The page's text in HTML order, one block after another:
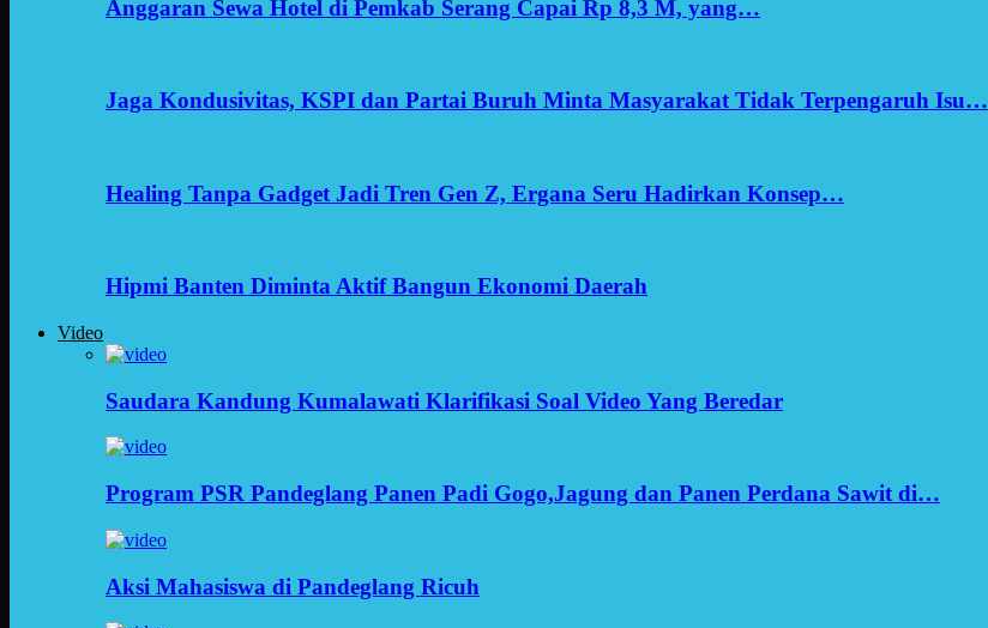
Anggaran Sewa Hotel di Pemkab Serang Capai Rp 8,3 M, yang…
Jaga Kondusivitas, KSPI dan Partai Buruh Minta Masyarakat Tidak Terpengaruh Isu…
Healing Tanpa Gadget Jadi Tren Gen Z, Ergana Seru Hadirkan Konsep…
Hipmi Banten Diminta Aktif Bangun Ekonomi Daerah
Video
Saudara Kandung Kumalawati Klarifikasi Soal Video Yang Beredar
Program PSR Pandeglang Panen Padi Gogo,Jagung dan Panen Perdana Sawit di…
Aksi Mahasiswa di Pandeglang Ricuh